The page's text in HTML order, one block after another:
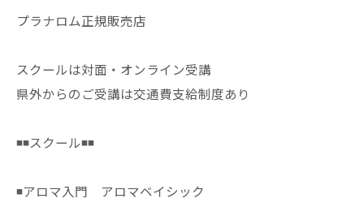
プラナロム正規販売店
スクールは対面・オンライン受講
県外からのご受講は交通費支給制度あり
◾️◾️スクール◾️◾️
◾️アロマ入門 アロマベイシック